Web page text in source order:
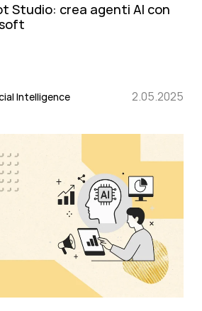
Studio: crea agenti AI con
Intelligence 2.05.2025